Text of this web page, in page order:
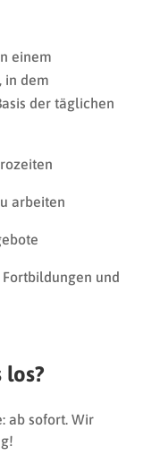
einem
in dem
der täglichen
arbeiten
und
los?
ab sofort. Wir